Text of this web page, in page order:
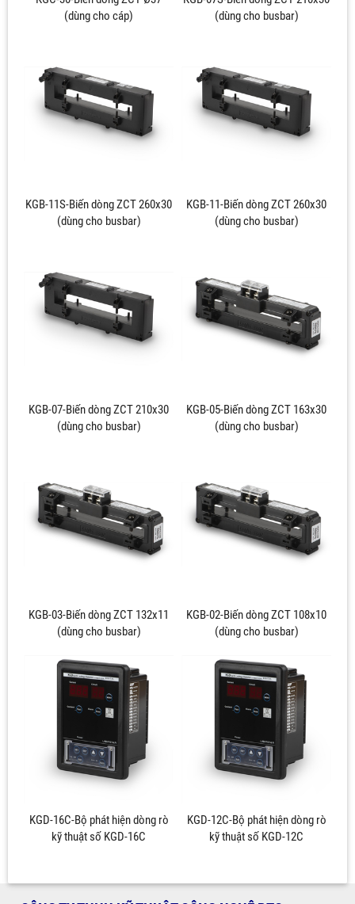
(dùng cho cáp)
(dùng cho busbar)
KGB-11S-Biến dòng ZCT 260x30
(dùng cho busbar)
KGB-11-Biến dòng ZCT 260x30
(dùng cho busbar)
KGB-07-Biến dòng ZCT 210x30
(dùng cho busbar)
KGB-05-Biến dòng ZCT 163x30
(dùng cho busbar)
KGB-03-Biến dòng ZCT 132x11
(dùng cho busbar)
KGB-02-Biến dòng ZCT 108x10
(dùng cho busbar)
KGD-16C-Bộ phát hiện dòng rò
kỹ thuật số KGD-16C
KGD-12C-Bộ phát hiện dòng rò
kỹ thuật số KGD-12C